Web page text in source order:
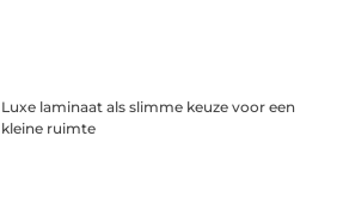
Luxe laminaat als slimme keuze voor een
kleine ruimte